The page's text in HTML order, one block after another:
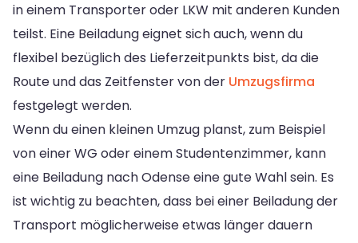
in einem Transporter oder LKW mit anderen Kunden
teilst. Eine Beiladung eignet sich auch, wenn du
flexibel bezüglich des Lieferzeitpunkts bist, da die
Route und das Zeitfenster von der Umzugsfirma
festgelegt werden.
Wenn du einen kleinen Umzug planst, zum Beispiel
von einer WG oder einem Studentenzimmer, kann
eine Beiladung nach Odense eine gute Wahl sein. Es
ist wichtig zu beachten, dass bei einer Beiladung der
Transport möglicherweise etwas länger dauern